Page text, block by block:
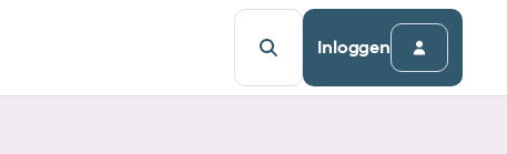
Inloggen